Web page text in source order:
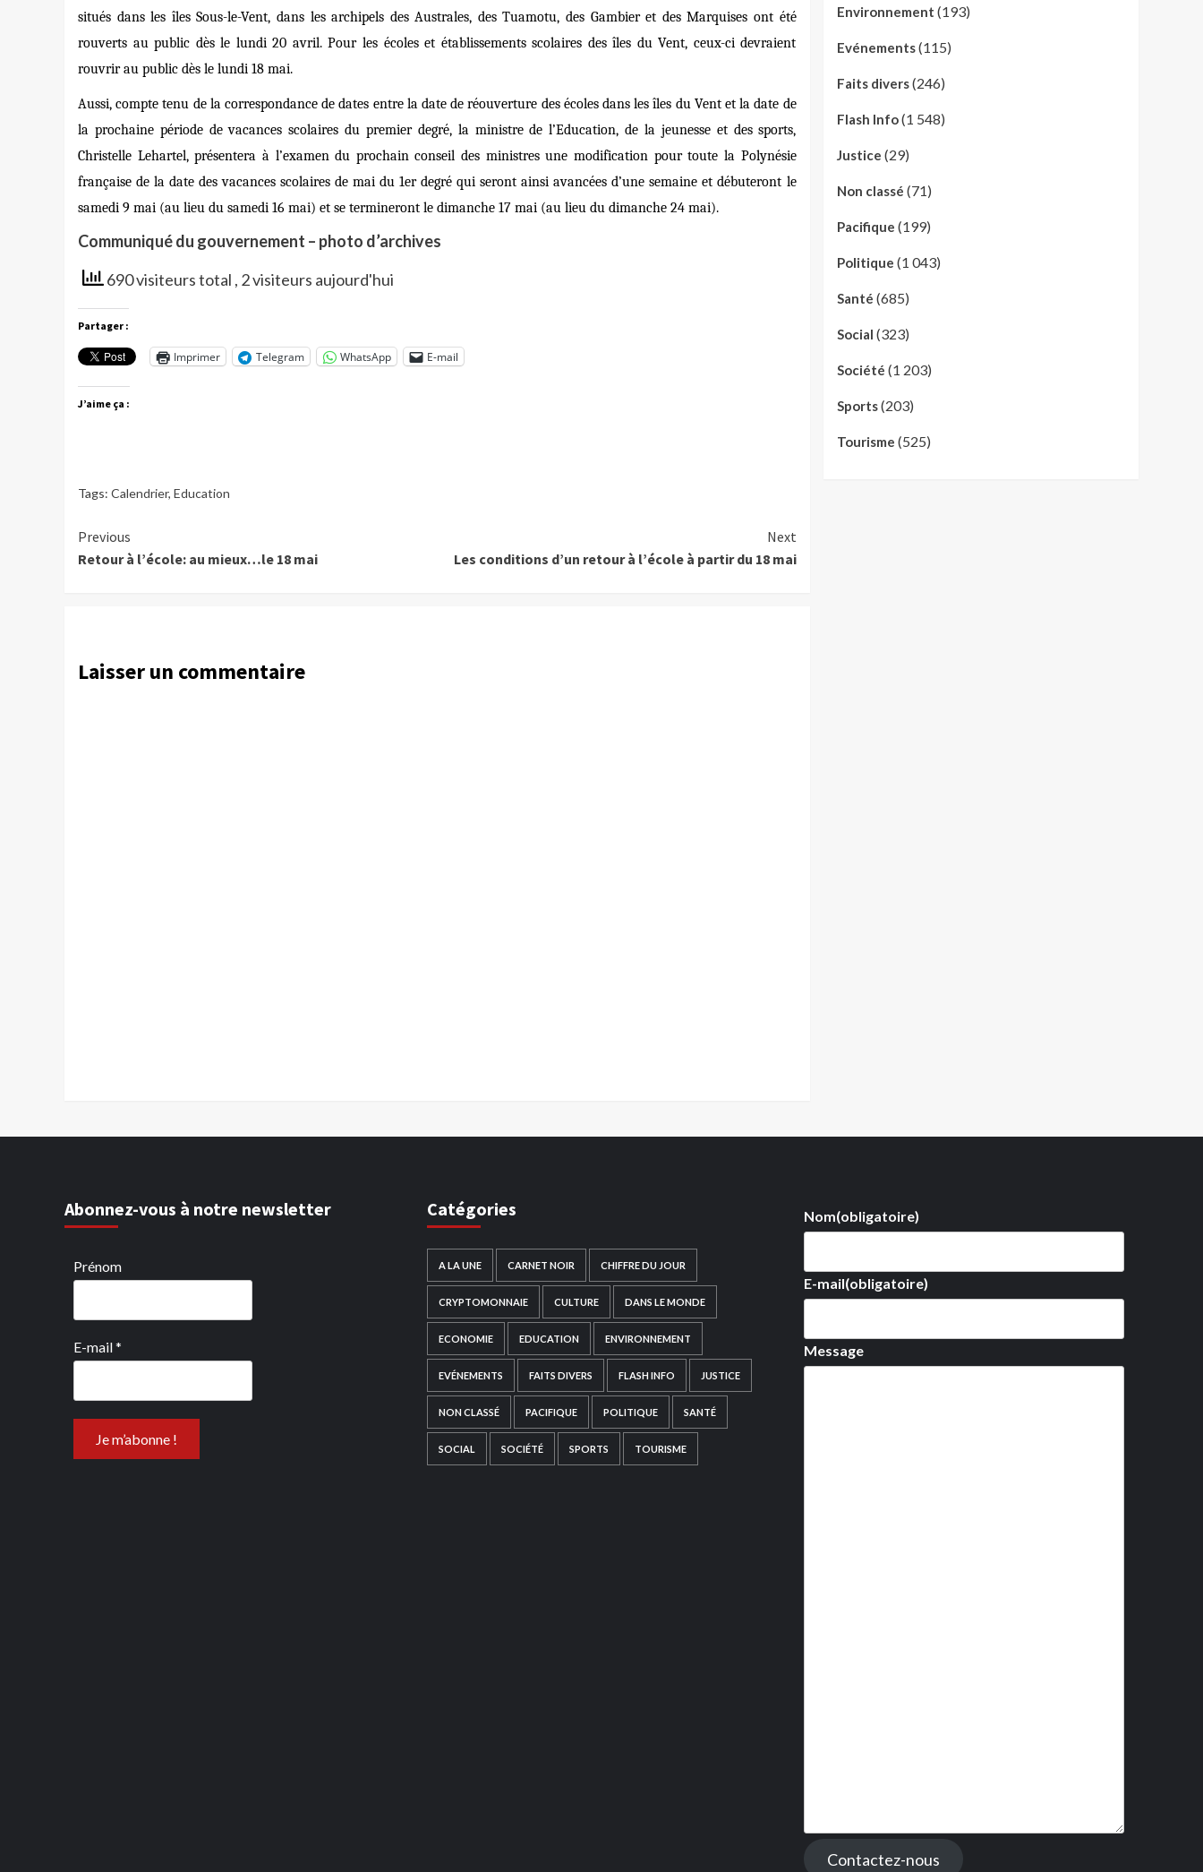
situés dans les îles Sous-le-Vent, dans les archipels des Australes, des Tuamotu, des Gambier et des Marquises ont été
rouverts au public dès le lundi 20 avril. Pour les écoles et établissements scolaires des îles du Vent, ceux-ci devraient
rouvrir au public dès le lundi 18 mai.
Aussi, compte tenu de la correspondance de dates entre la date de réouverture des écoles dans les îles du Vent et la date de
la prochaine période de vacances scolaires du premier degré, la ministre de l’Education, de la jeunesse et des sports,
Christelle Lehartel, présentera à l’examen du prochain conseil des ministresune modification pour toute la Polynésie
françaisede la date des vacances scolaires de mai du 1er degréqui seront ainsi avancées d’une semaine et débuteront le
samedi 9 mai (au lieu du samedi 16 mai) et se termineront le dimanche 17 mai (au lieu du dimanche 24 mai).
Communiqué du gouvernement – photo d’archives
690 visiteurs total , 2 visiteurs aujourd'hui
Partager :
Imprimer Telegram WhatsApp E-mail
J’aime ça :
Tags: Calendrier, Education
Continue
Reading
Previous
Retour à l’école: au mieux…le 18 mai
Next
Les conditions d’un retour à l’école à partir du 18 mai
Laisser un commentaire
Environnement (193)
Evénements(115)
Faits divers(246)
Flash Info(1 548)
Justice (29)
Non classé (71)
Pacifique (199)
Politique (1 043)
Santé (685)
Social (323)
Société (1 203)
Sports(203)
Tourisme (525)
Abonnez-vous à notre newsletter
Prénom
E-mail*
Catégories
A LA UNE CARNET NOIR CHIFFRE DU JOUR
CRYPTOMONNAIE CULTURE DANS LE MONDE
ECONOMIE EDUCATION ENVIRONNEMENT
EVÉNEMENTS FAITS DIVERS FLASH INFO JUSTICE
NON CLASSÉ PACIFIQUE POLITIQUE SANTÉ
SOCIAL SOCIÉTÉ SPORTS TOURISME
Nom(obligatoire)
E-mail(obligatoire)
Message
Contactez-nous